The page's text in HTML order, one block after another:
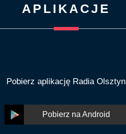
APLIKACJE
Pobierz aplikację Radia Olsztyn
Pobierz na Android